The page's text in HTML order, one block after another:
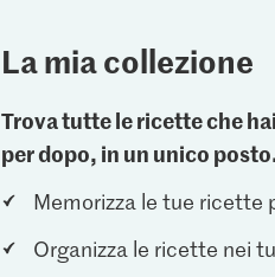
La mia collezione
Trova tutte le ricette che
per dopo, in un unico
Memorizza le tue ricette
Organizza le ricette nei